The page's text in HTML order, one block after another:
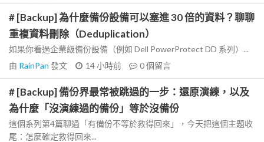
# [Backup] 為什麼備份設備可以塞進 30 倍的資料？聊聊
重複資料刪除（Deduplication）
如果你看過企業級備份設備（例如 Dell PowerProtect DD 系列）...
由 RainPan 發文 14 小時前 0個留言
# [Backup] 備份界最常被跳過的一步：還原演練，以及
為什麼「沒演練過的備份」等於沒備份
這個系列第4篇聊過「有備份不等於救得回來」，今天把這個主題收
尾：怎麼確定救得回來...